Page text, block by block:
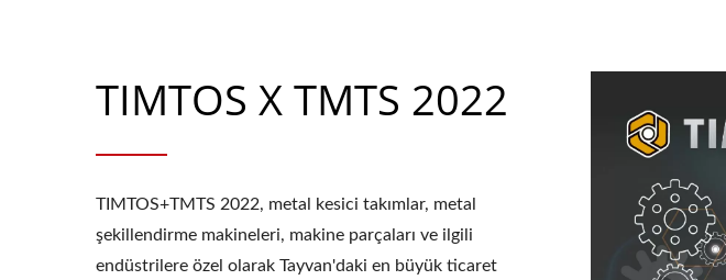
TIMTOS X TMTS 2022
TIMTOS+TMTS 2022, metal kesici takımlar, metal
şekillendirme makineleri, makine parçaları ve ilgili
endüstrilere özel olarak Tayvan'daki en büyük ticaret